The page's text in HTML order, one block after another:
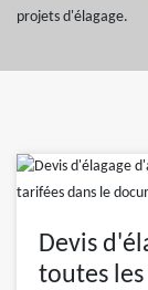
projets d'élagage.
Devis
toutes